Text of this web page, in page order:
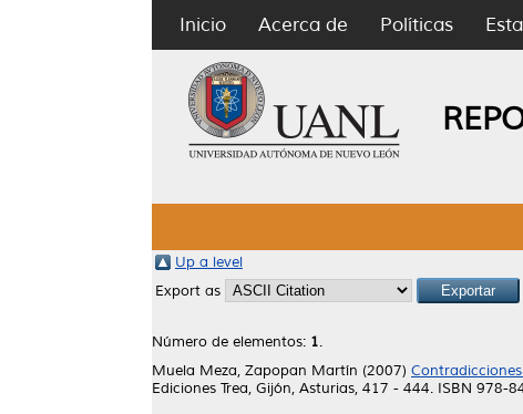
Inicio Acerca de Políticas
Up a level
Export as
Número de elementos: 1.
Muela Meza, Zapopan Martín (2007)
Ediciones Trea, Gijón, Asturias, 417 - 444. ISBN 978-